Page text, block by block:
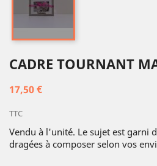
CADRE TOURNANT
17,50 €
TTC
Vendu à l'unité. Le sujet est garni
dragées à composer selon vos